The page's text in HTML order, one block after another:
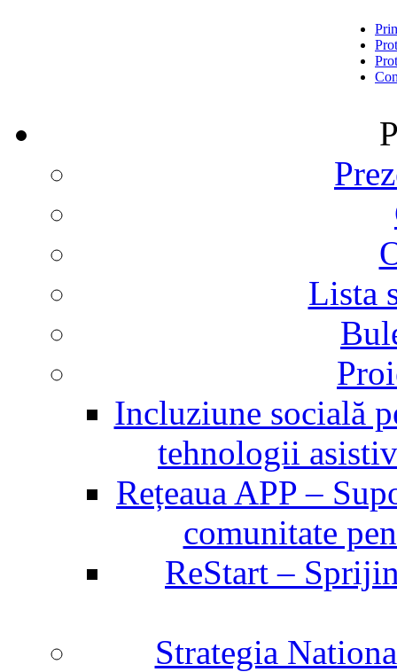
Lista
Incluziune socială
tehnologii
Rețeaua APP –
comunitate
ReStart –
Strategia